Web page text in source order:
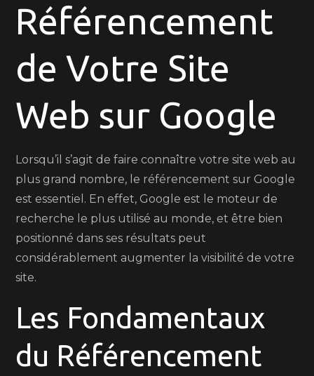
Votre
Site
Web
sur
Référencement
de Votre Site
Web sur Google
Lorsqu’il s’agit de faire connaître votre site web au
plus grand nombre, le référencement sur Google
est essentiel. En effet, Google est le moteur de
recherche le plus utilisé au monde, et être bien
positionné dans ses résultats peut
considérablement augmenter la visibilité de votre
site.
Les Fondamentaux
du Référencement